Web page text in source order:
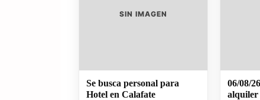
SIN IMAGEN
Se busca personal para
Hotel en Calafate
06/08/
alquiler